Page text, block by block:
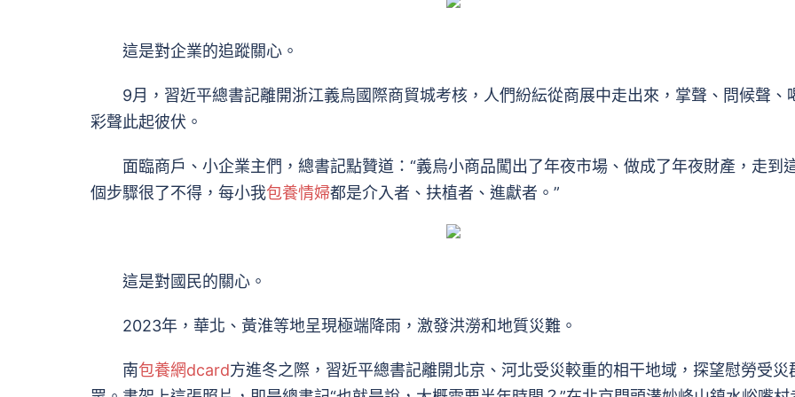
這是對企業的追蹤關心。
9月，習近平總書記離開浙江義烏國際商貿城考核，人們紛紜從商展中走出來，掌聲、問候聲、
彩聲此起彼伏。
面臨商戶、小企業主們，總書記點贊道：“義烏小商品闖出了年夜市場、做成了年夜財產，走到
個步驟很了不得，每小我包養情婦都是介入者、扶植者、進獻者。”
這是對國民的關心。
2023年，華北、黃淮等地呈現極端降雨，激發洪澇和地質災難。
南包養網dcard方進冬之際，習近平總書記離開北京、河北受災較重的相干地域，探望慰勞受災